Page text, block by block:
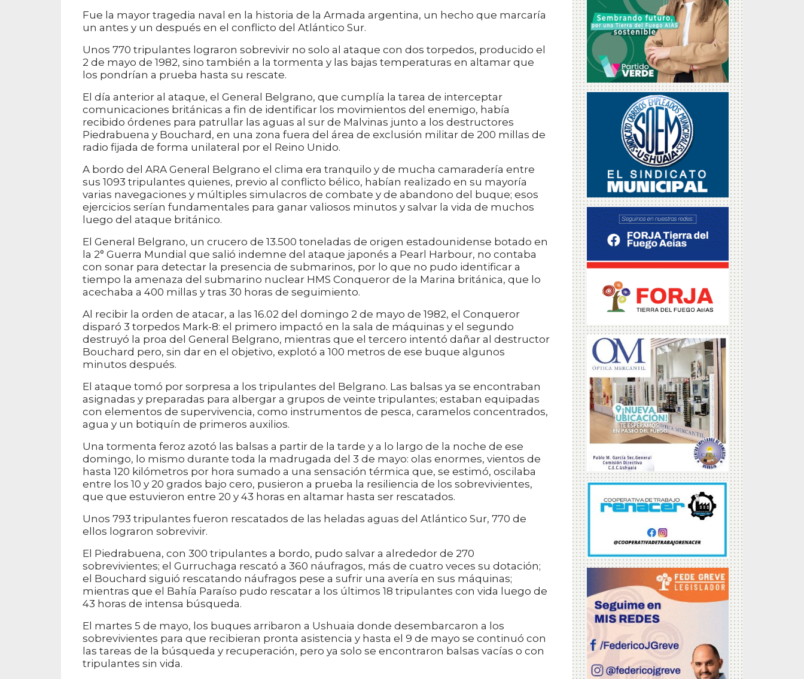
Fue la mayor tragedia naval en la historia de la Armada argentina, un hecho que marcaría
un antes y un después en el conflicto del Atlántico Sur.
Unos 770 tripulantes lograron sobrevivir no solo al ataque con dos torpedos, producido el
2 de mayo de 1982, sino también a la tormenta y las bajas temperaturas en altamar que
los pondrían a prueba hasta su rescate.
El día anterior al ataque, el General Belgrano, que cumplía la tarea de interceptar
comunicaciones británicas a fin de identificar los movimientos del enemigo, había
recibido órdenes para patrullar las aguas al sur de Malvinas junto a los destructores
Piedrabuena y Bouchard, en una zona fuera del área de exclusión militar de 200 millas de
radio fijada de forma unilateral por el Reino Unido.
A bordo del ARA General Belgrano el clima era tranquilo y de mucha camaradería entre
sus 1093 tripulantes quienes, previo al conflicto bélico, habían realizado en su mayoría
varias navegaciones y múltiples simulacros de combate y de abandono del buque; esos
ejercicios serían fundamentales para ganar valiosos minutos y salvar la vida de muchos
luego del ataque británico.
El General Belgrano, un crucero de 13.500 toneladas de origen estadounidense botado en
la 2° Guerra Mundial que salió indemne del ataque japonés a Pearl Harbour, no contaba
con sonar para detectar la presencia de submarinos, por lo que no pudo identificar a
tiempo la amenaza del submarino nuclear HMS Conqueror de la Marina británica, que lo
acechaba a 400 millas y tras 30 horas de seguimiento.
Al recibir la orden de atacar, a las 16.02 del domingo 2 de mayo de 1982, el Conqueror
disparó 3 torpedos Mark-8: el primero impactó en la sala de máquinas y el segundo
destruyó la proa del General Belgrano, mientras que el tercero intentó dañar al destructor
Bouchard pero, sin dar en el objetivo, explotó a 100 metros de ese buque algunos
minutos después.
El ataque tomó por sorpresa a los tripulantes del Belgrano. Las balsas ya se encontraban
asignadas y preparadas para albergar a grupos de veinte tripulantes; estaban equipadas
con elementos de supervivencia, como instrumentos de pesca, caramelos concentrados,
agua y un botiquín de primeros auxilios.
Una tormenta feroz azotó las balsas a partir de la tarde y a lo largo de la noche de ese
domingo, lo mismo durante toda la madrugada del 3 de mayo: olas enormes, vientos de
hasta 120 kilómetros por hora sumado a una sensación térmica que, se estimó, oscilaba
entre los 10 y 20 grados bajo cero, pusieron a prueba la resiliencia de los sobrevivientes,
que que estuvieron entre 20 y 43 horas en altamar hasta ser rescatados.
Unos 793 tripulantes fueron rescatados de las heladas aguas del Atlántico Sur, 770 de
ellos lograron sobrevivir.
El Piedrabuena, con 300 tripulantes a bordo, pudo salvar a alrededor de 270
sobrevivientes; el Gurruchaga rescató a 360 náufragos, más de cuatro veces su dotación;
el Bouchard siguió rescatando náufragos pese a sufrir una avería en sus máquinas;
mientras que el Bahía Paraíso pudo rescatar a los últimos 18 tripulantes con vida luego de
43 horas de intensa búsqueda.
El martes 5 de mayo, los buques arribaron a Ushuaia donde desembarcaron a los
sobrevivientes para que recibieran pronta asistencia y hasta el 9 de mayo se continuó con
las tareas de la búsqueda y recuperación, pero ya solo se encontraron balsas vacías o con
tripulantes sin vida.